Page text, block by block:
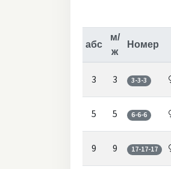
абс
м/
ж
Номер
3 3 3-3-3
5 5 6-6-6
9 9 17-17-17